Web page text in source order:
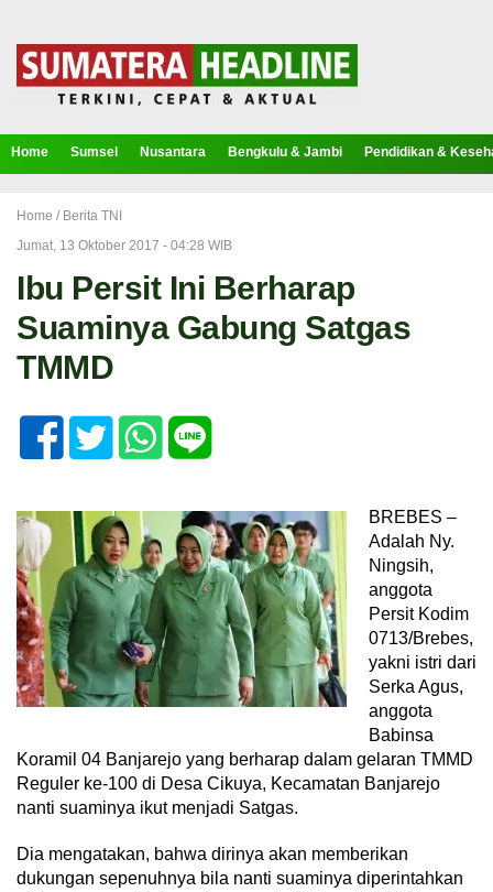
Home Sumsel Nusantara Bengkulu & Jambi Pendidikan &
Home / Berita TNI
Jumat, 13 Oktober 2017 - 04:28 WIB
Ibu Persit Ini Berharap
Suaminya Gabung Satgas
TMMD
BREBES –
Adalah Ny.
Ningsih,
anggota
Persit Kodim
0713/Brebes,
yakni istri dari
Serka Agus,
anggota
Babinsa
Koramil 04 Banjarejo yang berharap dalam gelaran TMMD
Reguler ke-100 di Desa Cikuya, Kecamatan Banjarejo
nanti suaminya ikut menjadi Satgas.
Dia mengatakan, bahwa dirinya akan memberikan
dukungan sepenuhnya bila nanti suaminya diperintahkan